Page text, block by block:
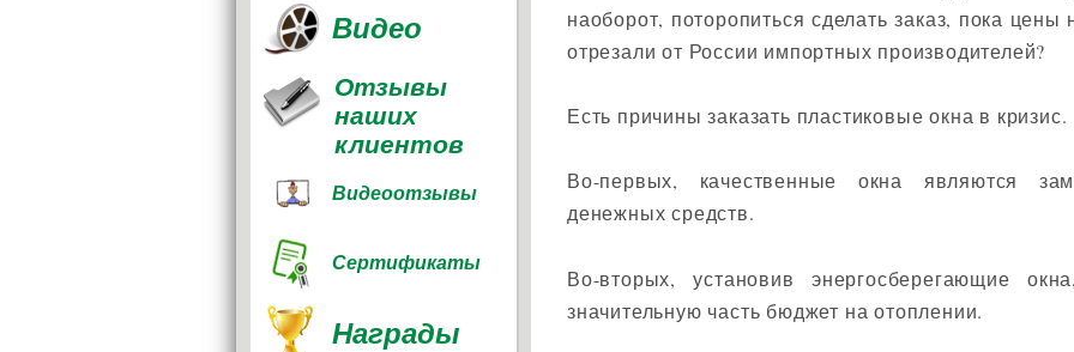
наоборот, поторопиться сделать заказ, пока
отрезали от России импортных производителей?
Есть причины заказать пластиковые окна в кризис.
Во-первых, качественные окна являются
денежных средств.
Во-вторых, установив энергосберегающие
значительную часть бюджет на отоплении.
Видео
Отзывы
наших
клиентов
Видеоотзывы
Сертификаты
Награды